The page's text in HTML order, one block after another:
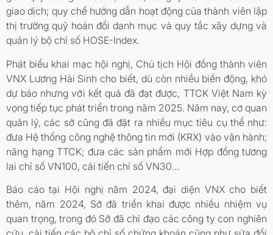
giao dịch; quy chế hướng dẫn hoạt động của thành viên lập
thị trường quỹ hoán đổi danh mục và quy tắc xây dựng và
quản lý bộ chỉ số HOSE-Index.
Phát biểu khai mạc hội nghị, Chủ tịch Hội đồng thành viên
VNX Lương Hải Sinh cho biết, dù còn nhiều biến động, khó
dự báo nhưng với kết quả đã đạt được, TTCK Việt Nam kỳ
vọng tiếp tục phát triển trong năm 2025. Năm nay, cơ quan
quản lý, các sở cũng đã đặt ra nhiều mục tiêu cụ thể như:
đưa Hệ thống công nghệ thông tin mới (KRX) vào vận hành;
nâng hạng TTCK; đưa các sản phẩm mới Hợp đồng tương
lai chỉ số VN100, cải tiến chỉ số VN30…
Báo cáo tại Hội nghị năm 2024, đại diện VNX cho biết
thêm, năm 2024, Sở đã triển khai được nhiều nhiệm vụ
quan trọng, trong đó Sở đã chỉ đạo các công ty con nghiên